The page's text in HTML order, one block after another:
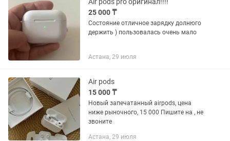
25 000 ₸
Состояние отличное зарядку долнюго
держить ) пользовалась очень мало
Астана, 29 июля
Air pods
15 000 ₸
Новый запечатанный airpods, цена
ниже рыночного, 15 000 Пишите на , не
звоните
Астана, 29 июля